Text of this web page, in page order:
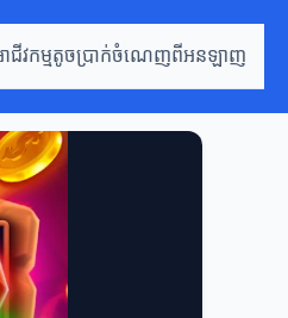
ជីវកម្មតូចប្រាក់ចំណេញពីអនឡាញ